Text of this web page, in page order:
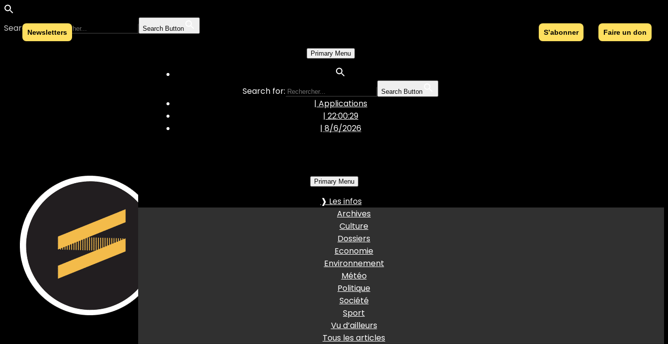
Search for: Search Button
Skip to content
Primary Menu
Search for: Search Button
| Applications
| 22:00:30
| 8/6/2026
Primary Menu
❱ Les infos
Archives
Culture
Dossiers
Economie
Environnement
Météo
Politique
Société
Sport
Vu d’ailleurs
Tous les articles
S’abonner Faire un don
Newsletters